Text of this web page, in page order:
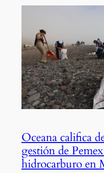
Oceana califica
gestión de
hidrocarburo en